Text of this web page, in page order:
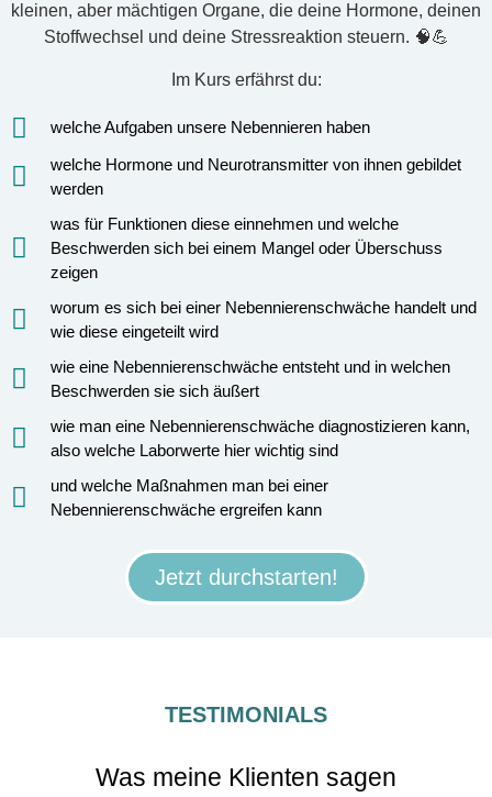
kleinen, aber mächtigen Organe, die deine Hormone, deinen
Stoffwechsel und deine Stressreaktion steuern. 🧠💪
Im Kurs erfährst du:
welche Aufgaben unsere Nebennieren haben
welche Hormone und Neurotransmitter von ihnen gebildet
werden
was für Funktionen diese einnehmen und welche
Beschwerden sich bei einem Mangel oder Überschuss
zeigen
worum es sich bei einer Nebennierenschwäche handelt und
wie diese eingeteilt wird
wie eine Nebennierenschwäche entsteht und in welchen
Beschwerden sie sich äußert
wie man eine Nebennierenschwäche diagnostizieren kann,
also welche Laborwerte hier wichtig sind
und welche Maßnahmen man bei einer
Nebennierenschwäche ergreifen kann
Jetzt durchstarten!
TESTIMONIALS
Was meine Klienten sagen